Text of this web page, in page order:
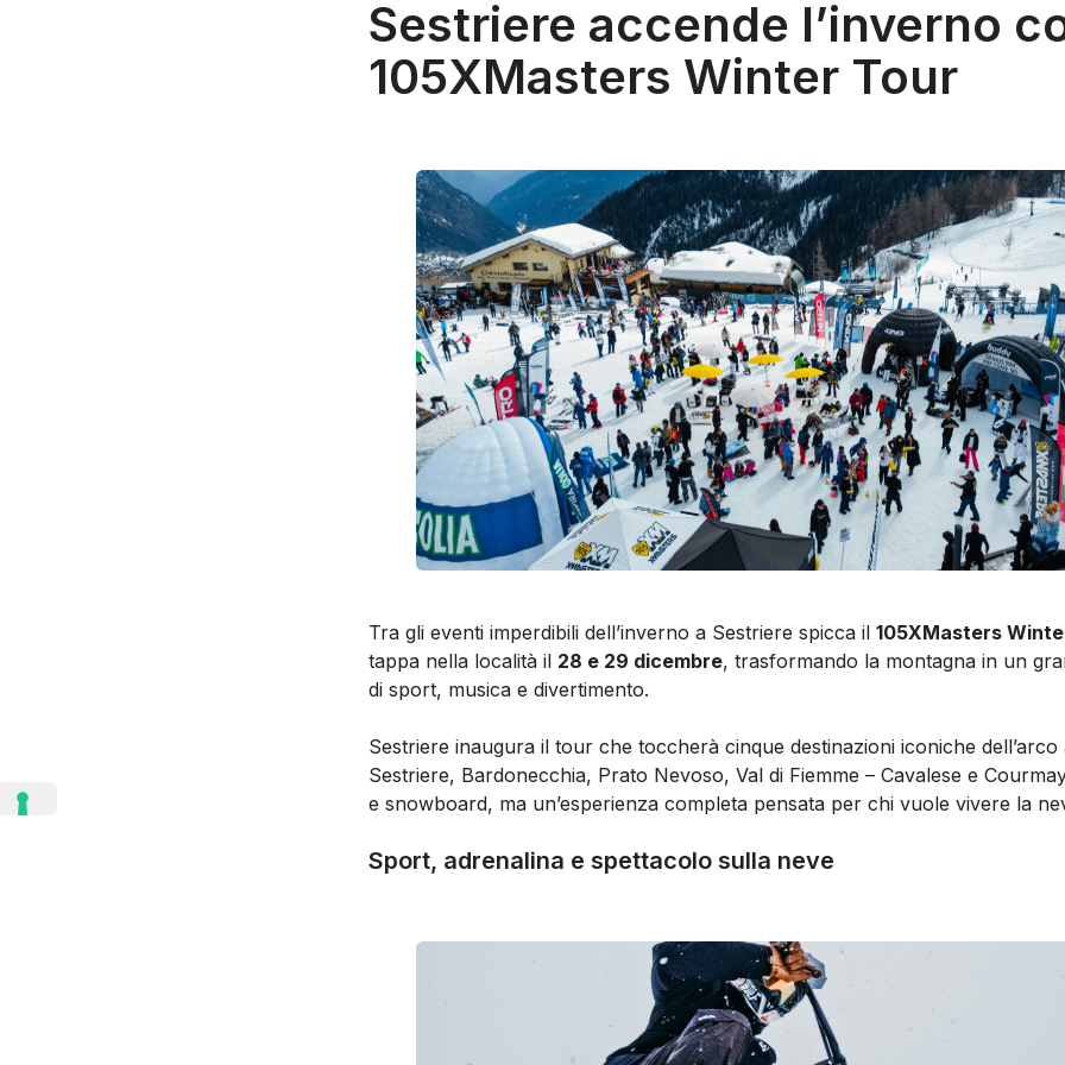
Sestriere accende l’inverno
105XMasters Winter Tour
Tra gli eventi imperdibili dell’inverno a Sestriere spicca il 105XMasters
tappa nella località il 28 e 29 dicembre, trasformando la montagna in un
di sport, musica e divertimento.
Sestriere inaugura il tour che toccherà cinque destinazioni iconiche dell’arco
Sestriere, Bardonecchia, Prato Nevoso, Val di Fiemme – Cavalese e
e snowboard, ma un’esperienza completa pensata per chi vuole vivere la
Sport, adrenalina e spettacolo sulla neve